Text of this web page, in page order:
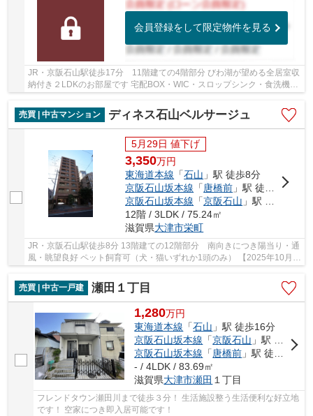
会員登録をして限定物件を見る
JR・京阪石山駅徒歩17分 11階建ての4階部分 びわ湖が望める全居室収
納付き２LDKのお部屋です 宅配BOX・WIC・スロップシンク・食洗機あ
売買 | 中古マンション
ディネス石山ベルサージュ
5月29日 値下げ
3,350万円
東海道本線 「石山 」駅 徒歩8分
京阪石山坂本線 「 唐橋前 」駅 徒歩4分
京阪石山坂本線 「京阪石山 」駅 徒歩8分
12階 / 3LDK / 75.24㎡
滋賀県大津市栄町
JR・京阪石山駅徒歩8分 13階建ての12階部分 南向きにつき陽当り・通
風・眺望良好 ペット飼育可（犬・猫いずれか1頭のみ） 【2025年10月リ
売買 | 中古一戸建
瀬田１丁目
1,280万円
東海道本線 「石山 」駅 徒歩16分
京阪石山坂本線 「京阪石山 」駅 徒歩16分
京阪石山坂本線 「 唐橋前 」駅 徒歩13分
- / 4LDK / 83.69㎡
滋賀県大津市瀬田 １丁目
フレンドタウン瀬田川まで徒歩３分！ 生活施設整う生活便利な好立地
です！ 空家につき即入居可能です！